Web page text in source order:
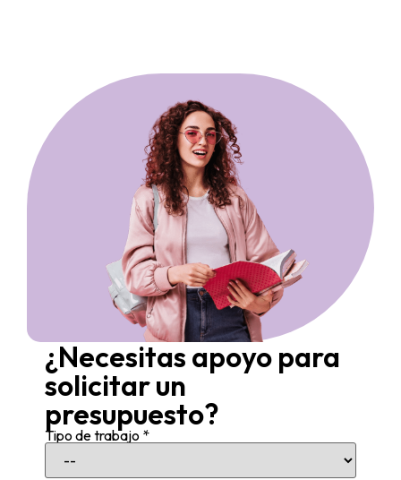
¿Necesitas apoyo para
solicitar un
presupuesto?
Tipo de trabajo *